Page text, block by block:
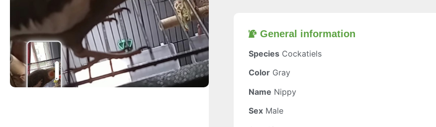
General information​
Species Cockatiels
Color Gray
Name Nippy
Sex Male